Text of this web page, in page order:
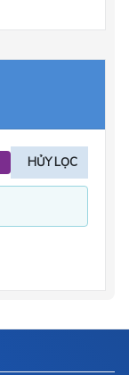
HỦY LỌC